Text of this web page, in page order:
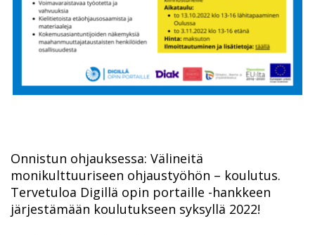
Onnistun ohjauksessa: Välineitä
monikulttuuriseen ohjaustyöhön – koulutus.
Tervetuloa Digillä opin portaille -hankkeen
järjestämään koulutukseen syksyllä 2022!